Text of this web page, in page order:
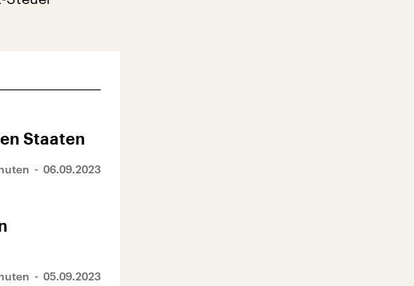
Staaten
06.09.2023
05.09.2023